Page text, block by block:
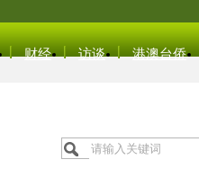
财经 访谈 港澳台侨